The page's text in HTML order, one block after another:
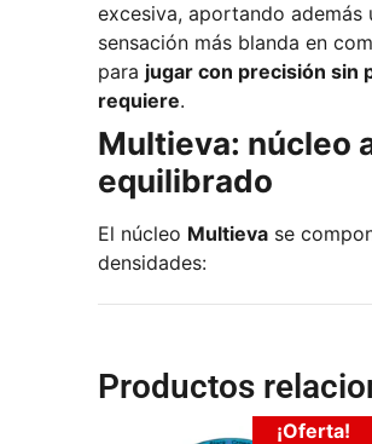
excesiva, aportando
sensación más blanda en
para jugar con precisión sin
requiere.
Multieva: núcleo
equilibrado
El núcleo Multievase
densidades:
Productos
¡Oferta!